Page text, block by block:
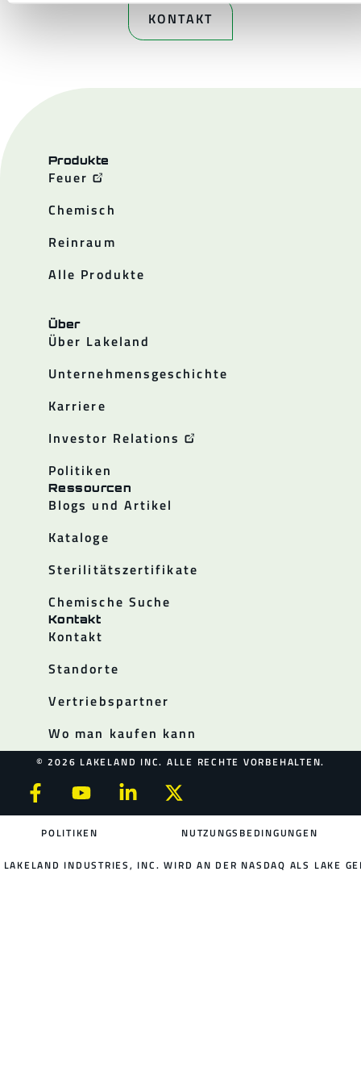
KONTAKT
Produkte
Feuer
Chemisch
Reinraum
Alle Produkte
Über
Über Lakeland
Unternehmensgeschichte
Karriere
Investor Relations
Politiken
Ressourcen
Blogs und Artikel
Kataloge
Sterilitätszertifikate
Chemische Suche
Kontakt
Kontakt
Standorte
Vertriebspartner
Wo man kaufen kann
© 2026 LAKELAND INC. ALLE RECHTE VORBEHALTEN.
POLITIKEN NUTZUNGSBEDINGUNGEN
LAKELAND INDUSTRIES, INC. WIRD AN DER NASDAQ ALS LAKE